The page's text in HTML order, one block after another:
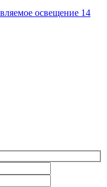
освещение 14